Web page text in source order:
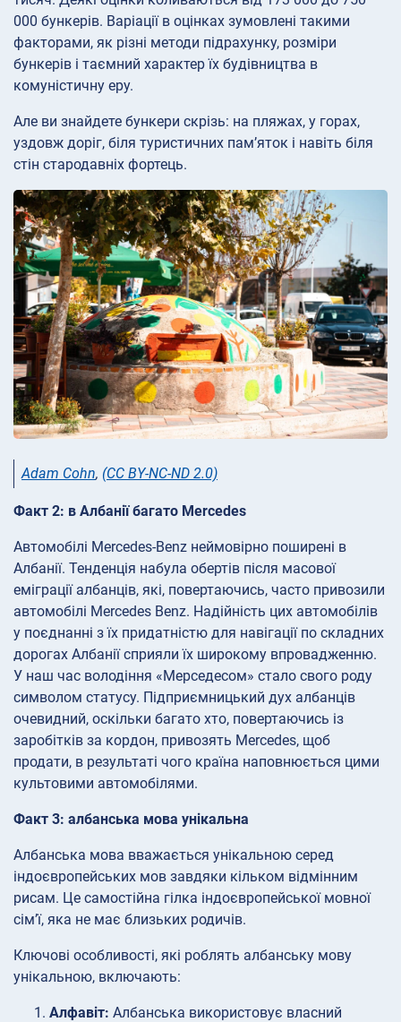
000 бункерів. Варіації в оцінках зумовлені такими
факторами, як різні методи підрахунку, розміри
бункерів і таємний характер їх будівництва в
комуністичну еру.
Але ви знайдете бункери скрізь: на пляжах, у горах,
уздовж доріг, біля туристичних пам’яток і навіть біля
стін стародавніх фортець.
Adam Cohn, (CC BY-NC-ND 2.0)
Факт 2: в Албанії багато Mercedes
Автомобілі Mercedes-Benz неймовірно поширені в
Албанії. Тенденція набула обертів після масової
еміграції албанців, які, повертаючись, часто привозили
автомобілі Mercedes Benz. Надійність цих автомобілів
у поєднанні з їх придатністю для навігації по складних
дорогах Албанії сприяли їх широкому впровадженню.
У наш час володіння «Мерседесом» стало свого роду
символом статусу. Підприємницький дух албанців
очевидний, оскільки багато хто, повертаючись із
заробітків за кордон, привозять Mercedes, щоб
продати, в результаті чого країна наповнюється цими
культовими автомобілями.
Факт 3: албанська мова унікальна
Албанська мова вважається унікальною серед
індоєвропейських мов завдяки кільком відмінним
рисам. Це самостійна гілка індоєвропейської мовної
сім’ї, яка не має близьких родичів.
Ключові особливості, які роблять албанську мову
унікальною, включають:
Алфавіт: Албанська використовує власний